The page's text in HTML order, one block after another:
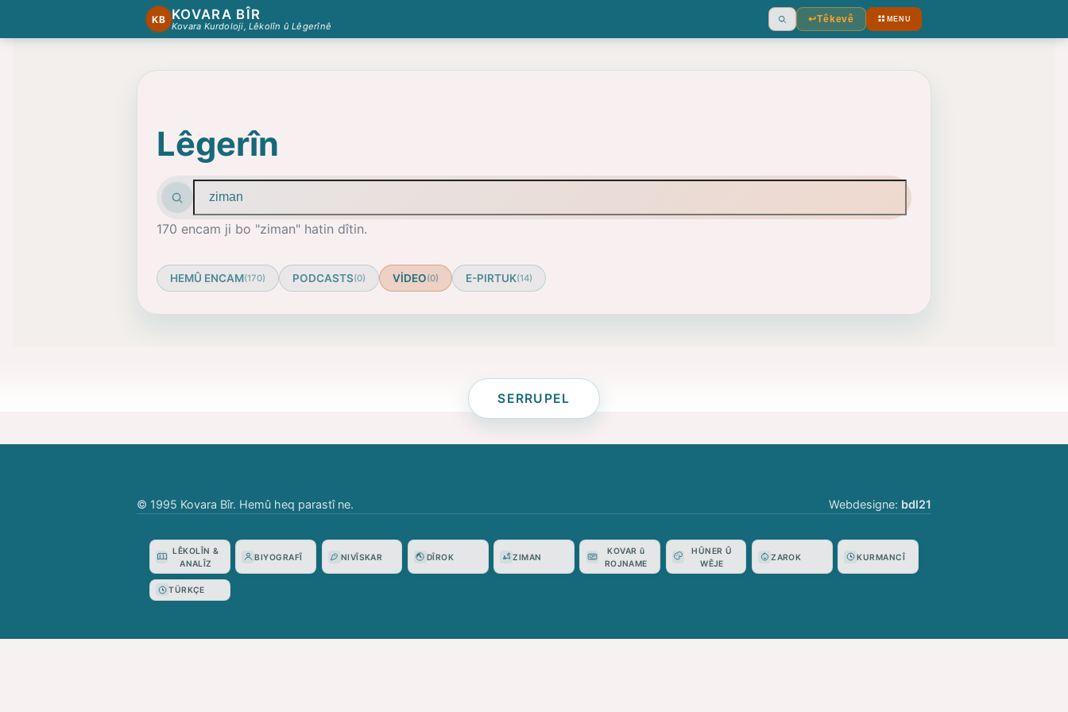
KB KOVARA BÎR
Kovara Kurdoloji, Lêkolîn û Lêgerînê Ara ↩︎Têkevê MENU
Lêgerîn
Arama terimi
170 encam ji bo "ziman" hatin dîtin.
HEMÛ ENCAM(170) PODCASTS(0) VİDEO(0) E-PIRTUK(14)
SERRUPEL
© 1995 Kovara Bîr. Hemû heq parastî ne. Webdesigne: bdl21
LÊKOLÎN &
ANALÎZ
BIYOGRAFÎ NIVÎSKAR DÎROK ZIMAN
KOVAR û
ROJNAME
HÛNER Û
WÊJE
ZAROK KURMANCÎ
TÜRKÇE